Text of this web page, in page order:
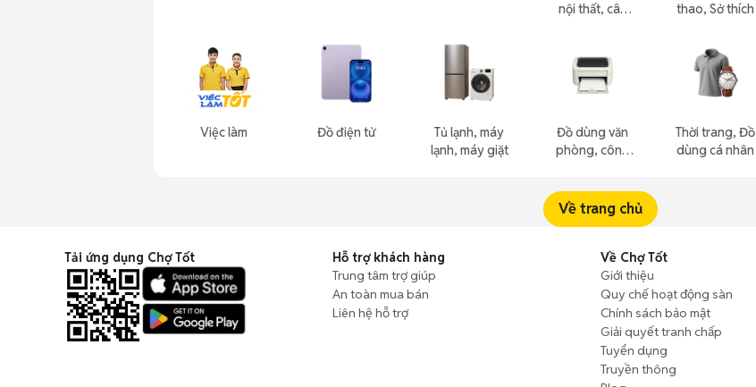
Việc làm Đồ điện tử
Tủ lạnh, máy
lạnh, máy giặt
nội thất, cây
Đồ dùng văn
phòng, công
thao, Sở thích
Thời trang, Đồ
dùng cá nhân
Về trang chủ
Tải ứng dụng Chợ Tốt
Hỗ trợ khách hàng
Trung tâm trợ giúp
An toàn mua bán
Liên hệ hỗ trợ
Về Chợ Tốt
Giới thiệu
Quy chế hoạt động sàn
Chính sách bảo mật
Giải quyết tranh chấp
Tuyển dụng
Truyền thông